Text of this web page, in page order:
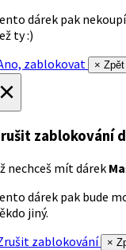
dárek pak
ty :)
zablokovat
× Zpět
zablokování
nechceš mít dárek
dárek pak bude
jiný.
zablokování
×